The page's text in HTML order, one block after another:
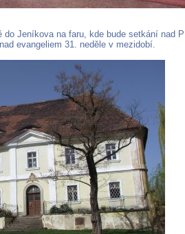
Jeníkova na faru, kde bude setkání nad
evangeliem 31. neděle v mezidobí.